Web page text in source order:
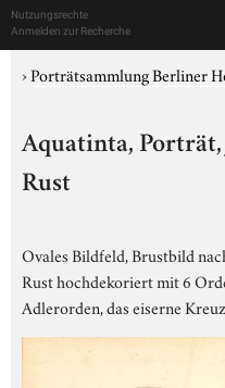
Nutzungsrechte
Anmelden zur Recherche
›Porträtsammlung Berliner
Aquatinta,
Rust
Ovales Bildfeld, Brustbild
Rust hochdekoriert mit 6
Adlerorden, das eiserne